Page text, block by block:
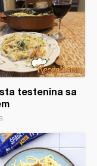
testenina sa